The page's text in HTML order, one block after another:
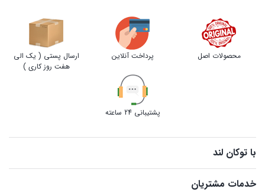
محصولات اصل پرداخت آنلاین
ارسال پستی ( یک الی
هفت روز کاری )
پشتیبانی 24 ساعته
با توکان لند
خدمات مشتریان